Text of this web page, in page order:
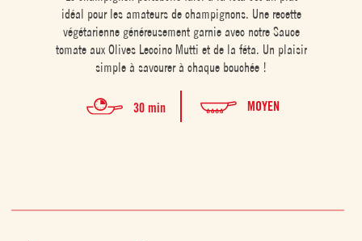
idéal pour les amateurs de champignons. Une recette
végétarienne généreusement garnie avec notre Sauce
tomate aux Olives Leccino Mutti et de la féta. Un plaisir
simple à savourer à chaque bouchée !
30 min MOYEN